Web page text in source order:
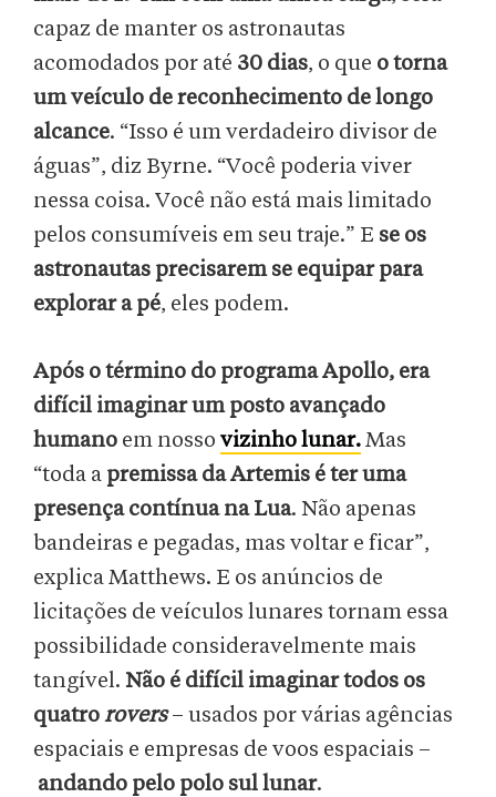
capaz de manter os astronautas
acomodados por até 30 dias, o que o torna
um veículo de reconhecimento de longo
alcance. “Isso é um verdadeiro divisor de
águas”, diz Byrne. “Você poderia viver
nessa coisa. Você não está mais limitado
pelos consumíveis em seu traje.” E se os
astronautas precisarem se equipar para
explorar a pé, eles podem.
Após o término do programa Apollo, era
difícil imaginar um posto avançado
humano em nosso vizinho lunar.Mas
“toda a premissa da Artemis é ter uma
presença contínua na Lua. Não apenas
bandeiras e pegadas, mas voltar e ficar”,
explica Matthews. E os anúncios de
licitações de veículos lunares tornam essa
possibilidade consideravelmente mais
tangível. Não é difícil imaginar todos os
quatrorovers– usados por várias agências
espaciais e empresas de voos espaciais –
andando pelo polo sul lunar.